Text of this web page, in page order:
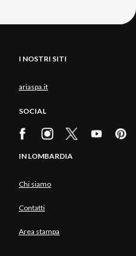
I NOSTRI SITI
ariaspa.it
SOCIAL
IN LOMBARDIA
Chi siamo
Contatti
Area stampa